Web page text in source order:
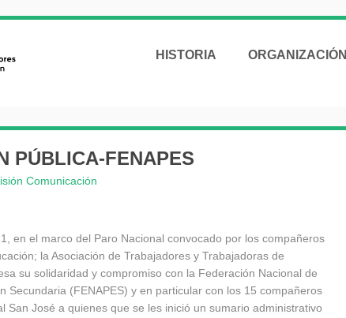
HISTORIA ORGANIZACIÓN
PÚBLICA-FENAPES
Comunicación
en el marco del Paro Nacional convocado por los compañeros
la Asociación de Trabajadores y Trabajadoras de
su solidaridad y compromiso con la Federación Nacional de
Secundaria (FENAPES) y en particular con los 15 compañeros
San José a quienes que se les inició un sumario administrativo